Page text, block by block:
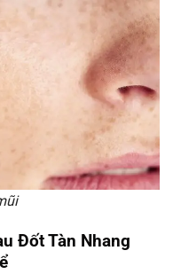
Đốt Tàn Nhang